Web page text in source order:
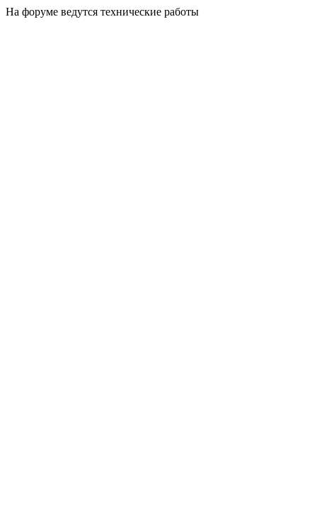
На форуме ведутся технические работы